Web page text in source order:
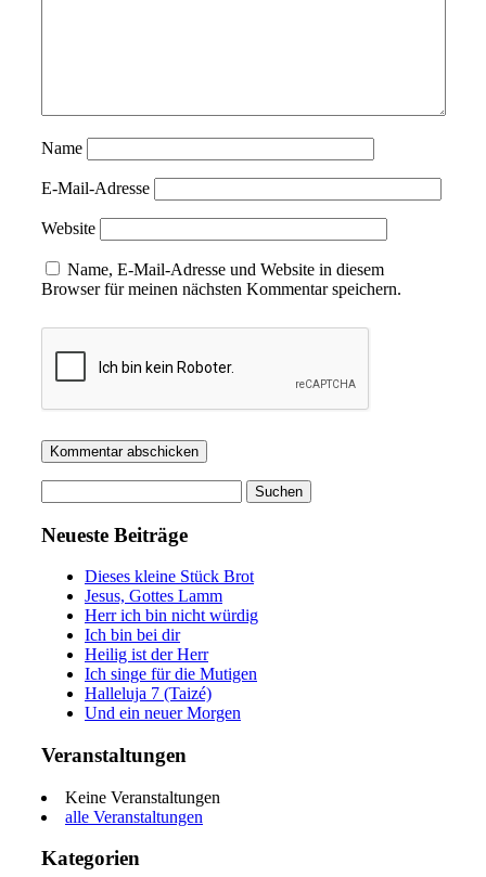
Name
E-Mail-Adresse
Website
Name, E-Mail-Adresse und Website in diesem
Browser für meinen nächsten Kommentar speichern.
nach:
Neueste Beiträge
Dieses kleine Stück Brot
Jesus, Gottes Lamm
Herr ich bin nicht würdig
Ich bin bei dir
Heilig ist der Herr
Ich singe für die Mutigen
Halleluja 7 (Taizé)
Und ein neuer Morgen
Veranstaltungen
Keine Veranstaltungen
alle Veranstaltungen
Kategorien